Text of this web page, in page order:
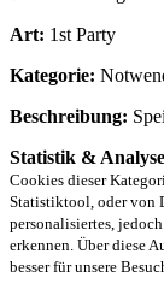
Art: 1st Party
Kategorie:
Beschreibung:
Statistik &
Cookies dieser
Statistiktool, oder von
personalisiertes,
erkennen. Über diese
besser für unsere